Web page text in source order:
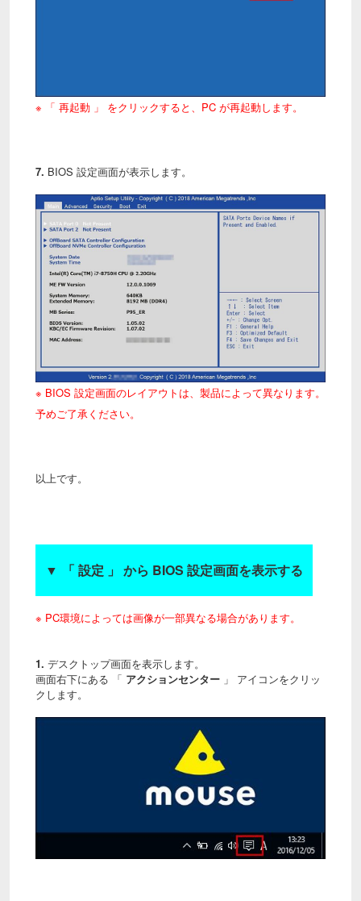
※ 「 再起動 」 をクリックすると、PC が再起動します。
7. BIOS 設定画面が表示します。
※ BIOS 設定画面のレイアウトは、製品によって異なります。
予めご了承ください。
以上です。
▼ 「 設定 」 から BIOS 設定画面を表示する
※ PC環境によっては画像が一部異なる場合があります。
1. デスクトップ画面を表示します。
画面右下にある 「 アクションセンター 」 アイコンをクリッ
クします。